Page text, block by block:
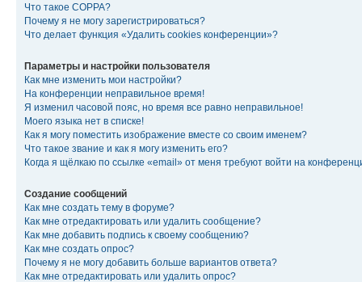
Что такое COPPA?
Почему я не могу зарегистрироваться?
Что делает функция «Удалить cookies конференции»?
Параметры и настройки пользователя
Как мне изменить мои настройки?
На конференции неправильное время!
Я изменил часовой пояс, но время все равно неправильное!
Моего языка нет в списке!
Как я могу поместить изображение вместе со своим именем?
Что такое звание и как я могу изменить его?
Когда я щёлкаю по ссылке «email» от меня требуют войти на
Создание сообщений
Как мне создать тему в форуме?
Как мне отредактировать или удалить сообщение?
Как мне добавить подпись к своему сообщению?
Как мне создать опрос?
Почему я не могу добавить больше вариантов ответа?
Как мне отредактировать или удалить опрос?